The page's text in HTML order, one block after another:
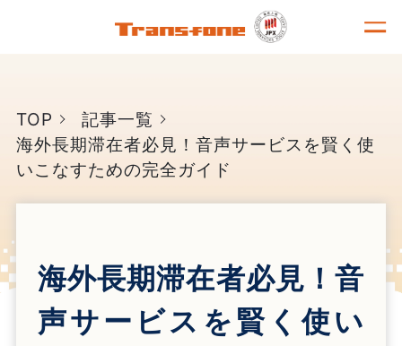
TOP
記事一覧
海外長期滞在者必見！音声サービスを賢く使
いこなすための完全ガイド
海外長期滞在者必見！音
声サービスを賢く使い